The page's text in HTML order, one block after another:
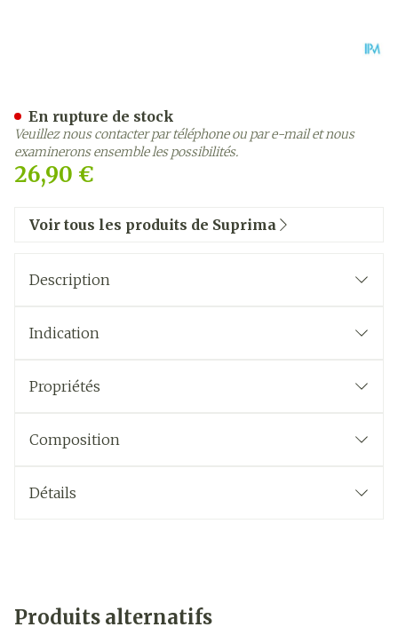
26,90 €
En rupture de stock
Veuillez nous contacter par téléphone ou par e-mail et nous
examinerons ensemble les possibilités.
Voir tous les produits de Suprima
Description
Indication
Propriétés
Composition
Détails
Produits alternatifs